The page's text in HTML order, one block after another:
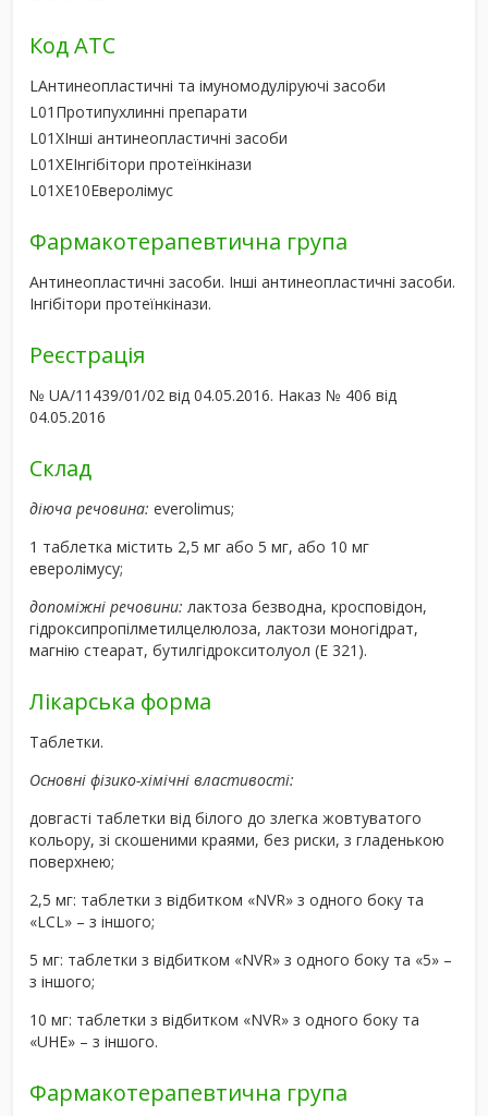
Код АТС
LАнтинеопластичні та імуномодуліруючі засоби
L01 Протипухлинні препарати
L01XІнші антинеопластичні засоби
L01XEІнгібітори протеїнкінази
L01XE10Еверолімус
Фармакотерапевтична група
Антинеопластичні засоби. Інші антинеопластичні засоби.
Інгібітори протеїнкінази.
Реєстрація
№ UA/11439/01/02 від 04.05.2016. Наказ № 406 від
04.05.2016
Склад
діюча речовина: everolimus;
1 таблетка містить 2,5 мг або 5 мг, або 10 мг
еверолімусу;
допоміжні речовини: лактоза безводна, кросповідон,
гідроксипропілметилцелюлоза, лактози моногідрат,
магнію стеарат, бутилгідрокситолуол (Е 321).
Лікарська форма
Таблетки.
Основні фізико-хімічні властивості:
довгасті таблетки від білого до злегка жовтуватого
кольору, зі скошеними краями, без риски, з гладенькою
поверхнею;
2,5 мг: таблетки з відбитком «NVR» з одного боку та
«LCL» – з іншого;
5 мг: таблетки з відбитком «NVR» з одного боку та «5» –
з іншого;
10 мг: таблетки з відбитком «NVR» з одного боку та
«UHE» – з іншого.
Фармакотерапевтична група